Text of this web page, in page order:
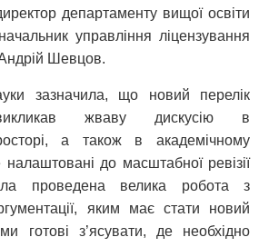
департаменту вищої освіти
управління ліцензування
Шевцов.
зазначила, що новий перелік
викликав жваву дискусію в
а також в академічному
до масштабної ревізії
проведена велика робота з
яким має стати новий
готові з’ясувати, де необхідно